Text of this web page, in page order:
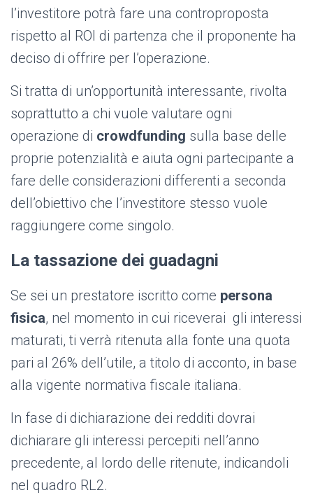
l’investitore potrà fare una controproposta
rispetto al ROI di partenza che il proponente ha
deciso di offrire per l’operazione.
Si tratta di un’opportunità interessante, rivolta
soprattutto a chi vuole valutare ogni
operazione di crowdfunding sulla base delle
proprie potenzialità e aiuta ogni partecipante a
fare delle considerazioni differenti a seconda
dell’obiettivo che l’investitore stesso vuole
raggiungere come singolo.
La tassazione dei guadagni
Se sei un prestatore iscritto come persona
fisica, nel momento in cui riceverai gli interessi
maturati, ti verrà ritenuta alla fonte una quota
pari al 26% dell’utile, a titolo di acconto, in base
alla vigente normativa fiscale italiana.
In fase di dichiarazione dei redditi dovrai
dichiarare gli interessi percepiti nell’anno
precedente, al lordo delle ritenute, indicandoli
nel quadro RL2.